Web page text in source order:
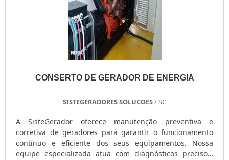
uma cotação agora mesmo com nossa equipe para um
atendimento personalizado sobre conserto de gerador
de energia elétrica. Nosso quadro de funcionários é
formado por profissionais atenciosos com as solicitações
dos clientes, esperamos o seu contato para tirar todas as
CONSERTO DE GERADOR DE ENERGIA
SISTEGERADORES SOLUCOES/ SC
A SisteGerador oferece manutenção preventiva e
corretiva de geradores para garantir o funcionamento
contínuo e eficiente dos seus equipamentos. Nossa
equipe especializada atua com diagnósticos precisos,